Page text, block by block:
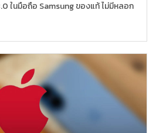
ในมือถือ Samsung ของแท้ ไม่มีหลอก